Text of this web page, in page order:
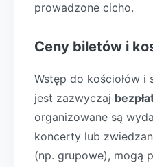
prowadzone cicho.
Ceny biletów i
Wstęp do kościołów i
jest zazwyczaj
organizowane są
koncerty lub
(np. grupowe), mogą